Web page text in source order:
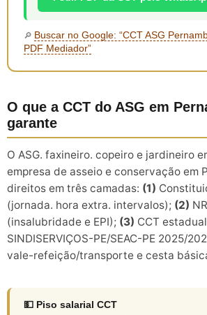
🔎 Buscar no Google: “CCT ASG
PDF Mediador”
O que a CCT do ASG em
garante
O ASG. faxineiro. copeiro e jardineiro
empresa de asseio e conservação em
direitos em três camadas: (1)
(jornada. hora extra. intervalos); (2)
(insalubridade e EPI); (3) CCT
SINDISERVIÇOS-PE/SEAC-PE 2025/
vale-refeição/transporte e cesta
💵 Piso salarial CCT